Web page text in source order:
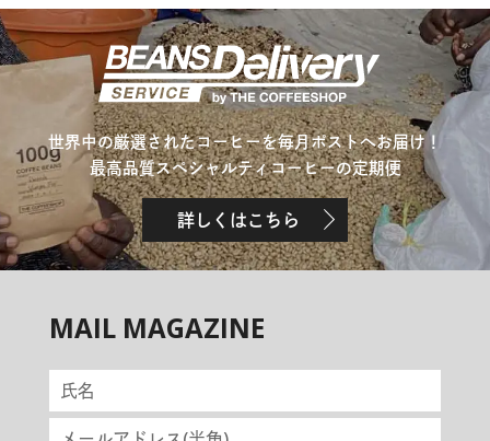
世界中の厳選されたコーヒーを毎月ポストへお届け！
最高品質スペシャルティコーヒーの定期便
詳しくはこちら
MAIL MAGAZINE